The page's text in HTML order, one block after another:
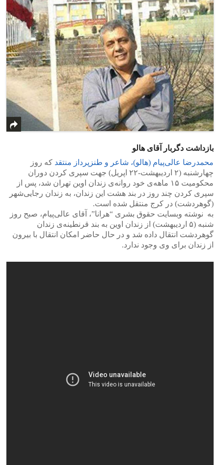
بازداشت دگربار آقای هالو
محمدرضا عالی‌پیام (هالو)، شاعر و طنزپرداز منتقد که روز
چهارشنبه (۲ اردیبهشت-۲۲ اپریل) جهت سپری کردن دوران
محکومیت ۱۵ ماهه‌ی خود روانه‌ی زندان اوین تهران شد، پس از
سپری کردن چند روز در بند هشت این زندان، به زندان رجایی‌شهر
(گوهردشت) در کرج منتقل شده است.
به نوشته وبسایت حقوق بشری “هرانا”، آقای عالی‌پیام، صبح روز
شنبه (۵ اردیبهشت) از زندان اوین به بند قرنطینه‌ی زندان
گوهردشت انتقال داده شد و در حال حاضر امکان انتقال با بیرون
از زندان برای وی وجود ندارد.